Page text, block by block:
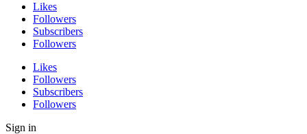
Likes
Followers
Subscribers
Followers
Likes
Followers
Subscribers
Followers
Sign in